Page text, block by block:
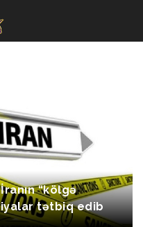
“kölgə
tətbiq edib